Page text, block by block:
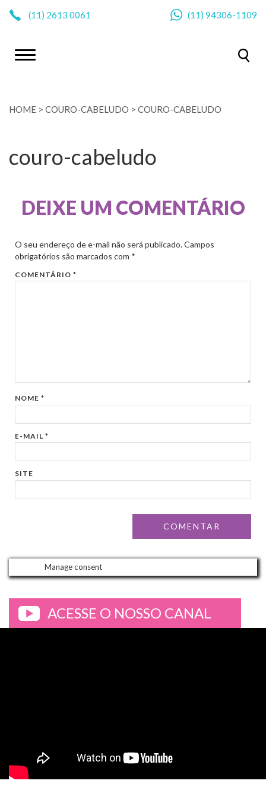
(11) 2613 0061 (11) 94306-1109
HOME > COURO-CABELUDO > COURO-CABELUDO
couro-cabeludo
DEIXE UM COMENTÁRIO
O seu endereço de e-mail não será publicado. Campos
obrigatórios são marcados com *
COMENTÁRIO*
NOME*
E-MAIL*
SITE
Manage consent
ACESSE O NOSSO CANAL